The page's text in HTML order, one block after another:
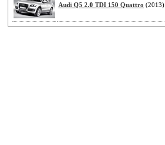
Audi Q5 2.0 TDI 150 Quattro (2013)